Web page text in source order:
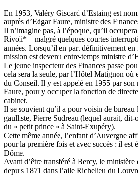
En 1953, Valéry Giscard d’Estaing est
auprès d’Edgar Faure, ministre des
Il n’imagine pas, à l’époque, qu’il
Rivoli* – malgré quelques courtes
années. Lorsqu’il en part définitivement
mission est devenu entre-temps ministre
Le jeune inspecteur des Finances passe
cela sera la seule, par l’Hôtel Matignon où
du Conseil. Il y est appelé en 1955 par son
Faure, pour y occuper la fonction de
cabinet.
Il se souvient qu’il a pour voisin de bureau
gaulliste, Pierre Sudreau (lequel aurait, dit-
du « petit prince » à Saint-Exupéry).
Cette même année, l’enfant d’Auvergne
pour la première fois et avec succès : il est
Dôme.
Avant d’être transféré à Bercy, le ministère
depuis 1871 dans l’aile Richelieu du